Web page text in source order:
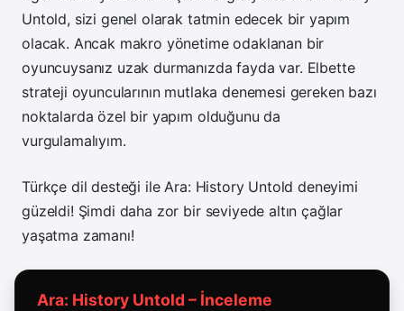
Untold, sizi genel olarak tatmin edecek bir yapım
olacak. Ancak makro yönetime odaklanan bir
oyuncuysanız uzak durmanızda fayda var. Elbette
strateji oyuncularının mutlaka denemesi gereken bazı
noktalarda özel bir yapım olduğunu da
vurgulamalıyım.
Türkçe dil desteği ile Ara: History Untold deneyimi
güzeldi! Şimdi daha zor bir seviyede altın çağlar
yaşatma zamanı!
Ara: History Untold – İnceleme